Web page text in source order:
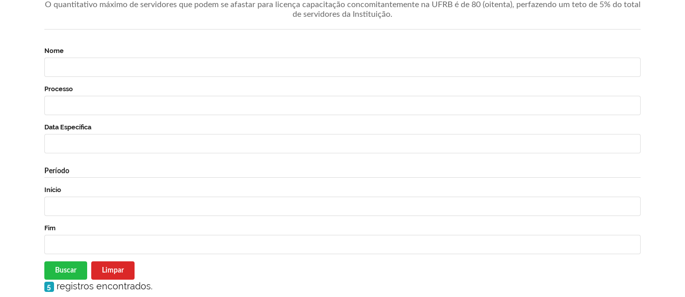
O quantitativo máximo de servidores que podem se afastar para licença capacitação concomitantemente na UFRB é de 80 (oitenta), perfazendo um teto de 5% do total
de servidores da Instituição.
Nome
Processo
Data Específica
Período
Início
Fim
Buscar Limpar
5 registros encontrados.